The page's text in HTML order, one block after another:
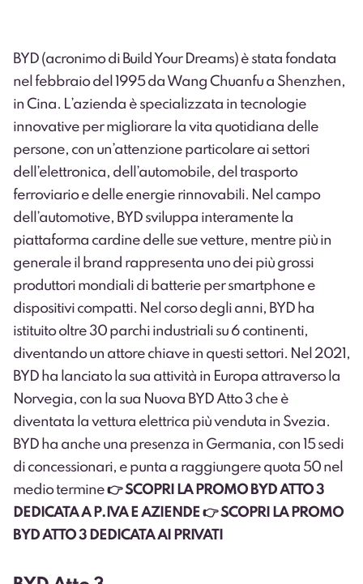
BYD (acronimo di Build Your Dreams) è stata fondata
nel febbraio del 1995 da Wang Chuanfu a Shenzhen,
in Cina. L’azienda è specializzata in tecnologie
innovative per migliorare la vita quotidiana delle
persone, con un’attenzione particolare ai settori
dell’elettronica, dell’automobile, del trasporto
ferroviario e delle energie rinnovabili. Nel campo
dell’automotive, BYD sviluppa interamente la
piattaforma cardine delle sue vetture, mentre più in
generale il brand rappresenta uno dei più grossi
produttori mondiali di batterie per smartphone e
dispositivi compatti. Nel corso degli anni, BYD ha
istituito oltre 30 parchi industriali su 6 continenti,
diventando un attore chiave in questi settori. Nel 2021,
BYD ha lanciato la sua attività in Europa attraverso la
Norvegia, con la sua Nuova BYD Atto 3 che è
diventata la vettura elettrica più venduta in Svezia.
BYD ha anche una presenza in Germania, con 15 sedi
di concessionari, e punta a raggiungere quota 50 nel
medio termine👉 SCOPRI LA PROMO BYD ATTO 3
DEDICATA A P.IVA E AZIENDE👉 SCOPRI LA PROMO
BYD ATTO 3 DEDICATA AI PRIVATI